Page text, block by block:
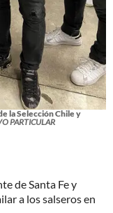
la Selección Chile y
PARTICULAR
de Santa Fe y
a los salseros en